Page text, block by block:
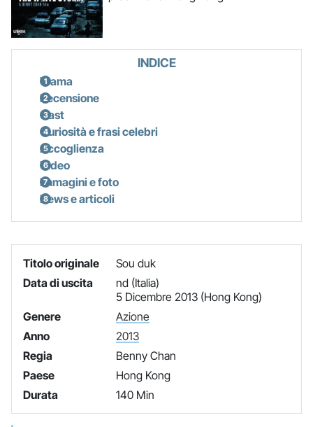
INDICE
Trama
Recensione
Cast
Curiosità e frasi celebri
Accoglienza
Video
Immagini e foto
News e articoli
Titolo originale
Sou duk
Data di uscita
nd (Italia)
5 Dicembre 2013 (Hong Kong)
Genere
Azione
Anno
2013
Regia
Benny Chan
Paese
Hong Kong
Durata
140 Min